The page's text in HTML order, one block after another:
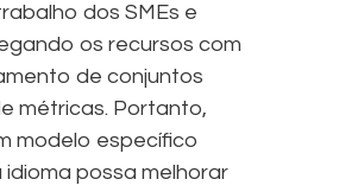
dos SMEs e
os recursos com
de conjuntos
métricas. Portanto,
modelo específico
possa melhorar